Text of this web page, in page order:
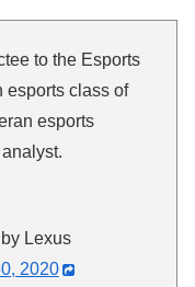
to the Esports
esports class of
esports
Lexus
2020